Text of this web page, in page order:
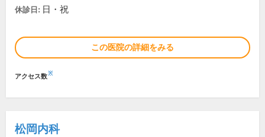
休診日: 日・祝
この医院の詳細をみる
アクセス数※
松岡内科